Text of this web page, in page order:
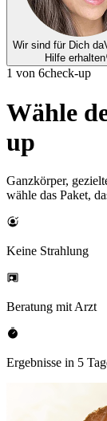
Wir sind für Dich da
Hilfe erhalten
1 von 6check-up
Wähle
up
Ganzkörper,
wähle das Paket,
Keine Strahlung
Beratung mit Arzt
Ergebnisse in 5